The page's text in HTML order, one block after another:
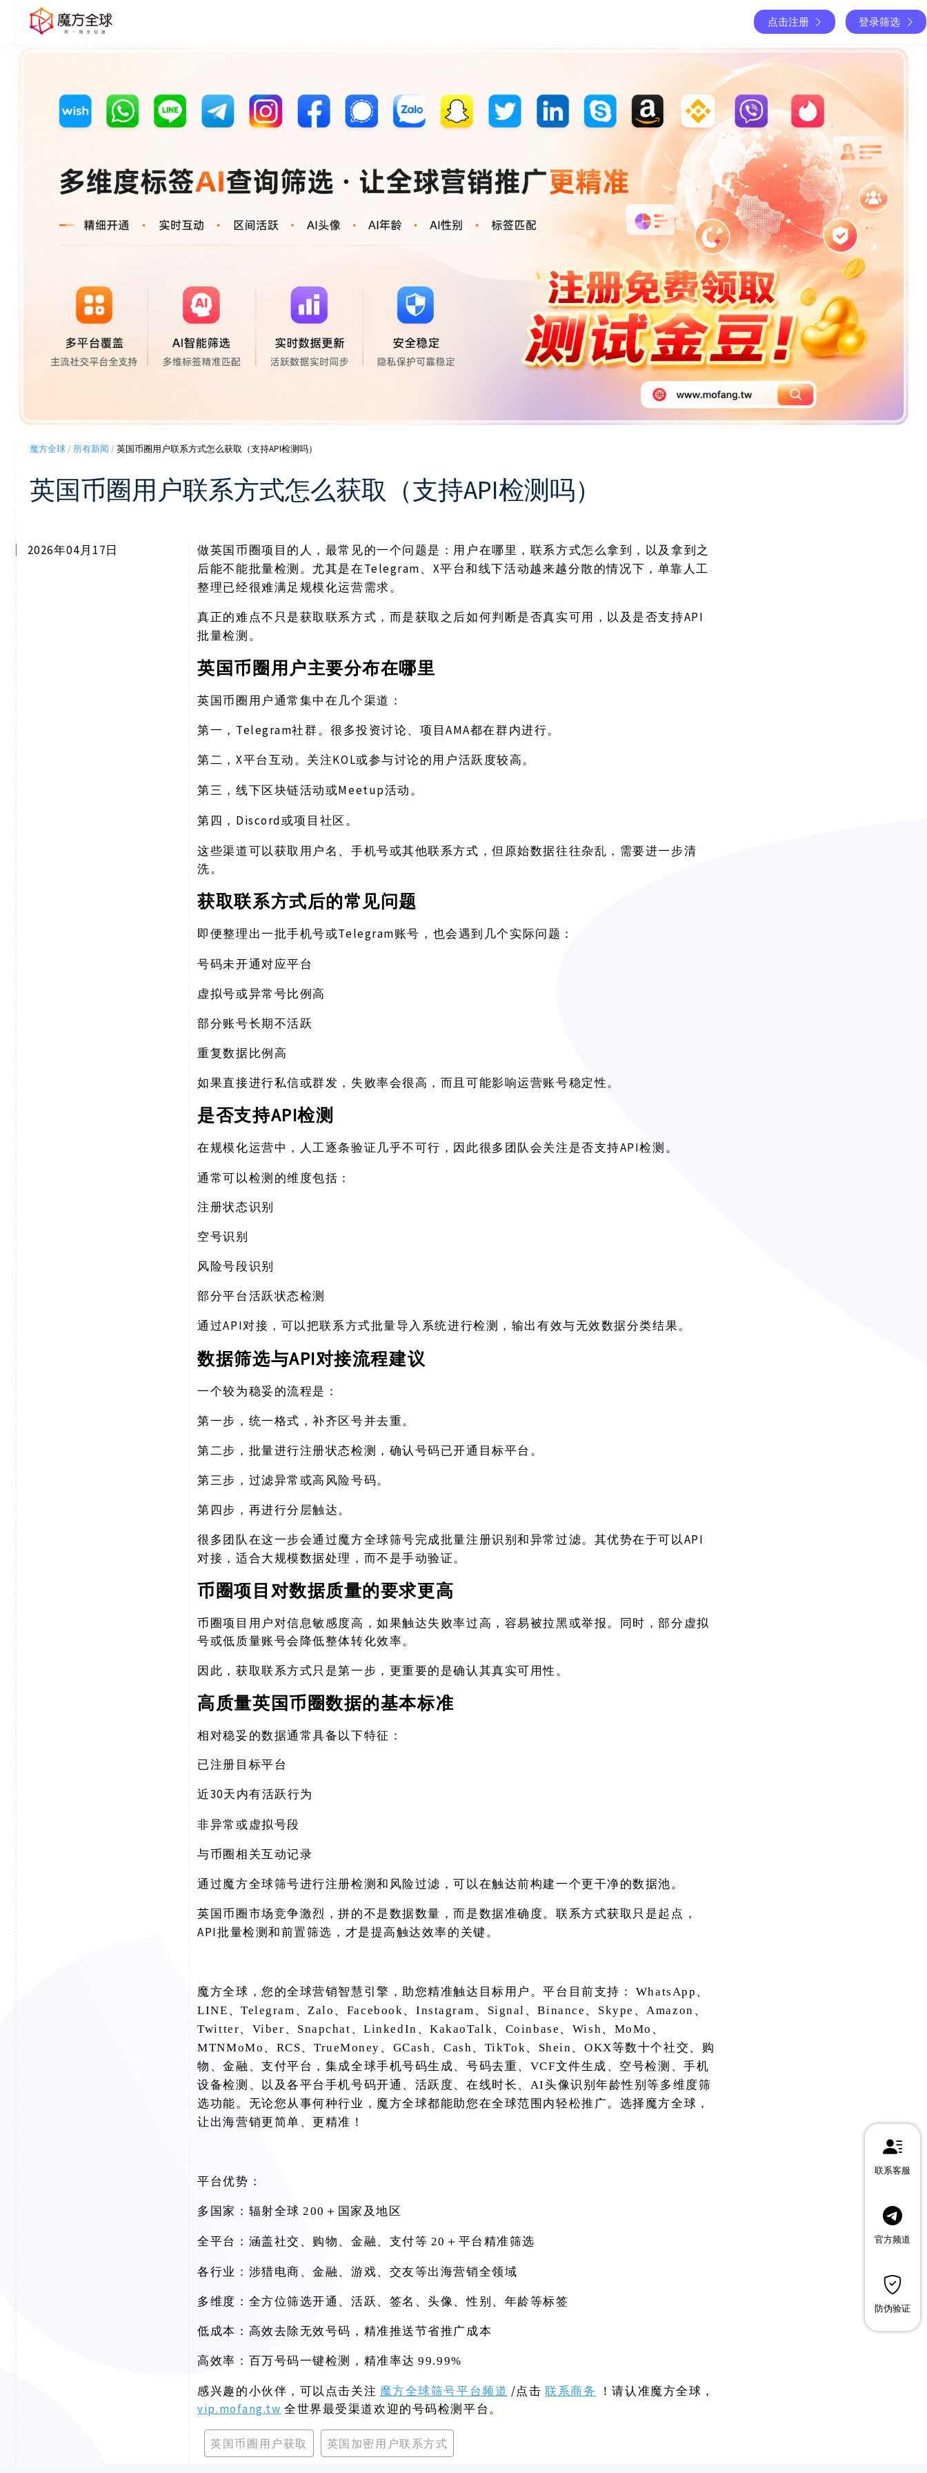
点击注册 登录筛选
魔方全球 / 所有新闻 /英国币圈用户联系方式怎么获取（支持API检测吗）
英国币圈用户联系方式怎么获取（支持API检测吗）
2026年04月17日
做英国币圈项目的人，最常见的一个问题是：用户在哪里，联系方式怎么拿到，以及拿到之
后能不能批量检测。尤其是在 Telegram、X平台和线下活动越来越分散的情况下，单靠人工
整理已经很难满足规模化运营需求。
真正的难点不只是获取联系方式，而是获取之后如何判断是否真实可用，以及是否支持API
批量检测。
英国币圈用户主要分布在哪里
英国币圈用户通常集中在几个渠道：
第一， Telegram社群。很多投资讨论、项目AMA都在群内进行。
第二， X平台互动。关注KOL或参与讨论的用户活跃度较高。
第三，线下区块链活动或Meetup活动。
第四， Discord或项目社区。
这些渠道可以获取用户名、手机号或其他联系方式，但原始数据往往杂乱，需要进一步清
洗。
获取联系方式后的常见问题
即便整理出一批手机号或Telegram账号，也会遇到几个实际问题：
号码未开通对应平台
虚拟号或异常号比例高
部分账号长期不活跃
重复数据比例高
如果直接进行私信或群发，失败率会很高，而且可能影响运营账号稳定性。
是否支持API检测
在规模化运营中，人工逐条验证几乎不可行，因此很多团队会关注是否支持API检测。
通常可以检测的维度包括：
注册状态识别
空号识别
风险号段识别
部分平台活跃状态检测
通过API对接，可以把联系方式批量导入系统进行检测，输出有效与无效数据分类结果。
数据筛选与API对接流程建议
一个较为稳妥的流程是：
第一步，统一格式，补齐区号并去重。
第二步，批量进行注册状态检测，确认号码已开通目标平台。
第三步，过滤异常或高风险号码。
第四步，再进行分层触达。
很多团队在这一步会通过魔方全球筛号完成批量注册识别和异常过滤。其优势在于可以 API
对接，适合大规模数据处理，而不是手动验证。
币圈项目对数据质量的要求更高
币圈项目用户对信息敏感度高，如果触达失败率过高，容易被拉黑或举报。同时，部分虚拟
号或低质量账号会降低整体转化效率。
因此，获取联系方式只是第一步，更重要的是确认其真实可用性。
高质量英国币圈数据的基本标准
相对稳妥的数据通常具备以下特征：
已注册目标平台
近30天内有活跃行为
非异常或虚拟号段
与币圈相关互动记录
通过魔方全球筛号进行注册检测和风险过滤，可以在触达前构建一个更干净的数据池。
英国币圈市场竞争激烈，拼的不是数据数量，而是数据准确度。联系方式获取只是起点，
API批量检测和前置筛选，才是提高触达效率的关键。
魔方全球，您的全球营销智慧引擎，助您精准触达目标用户。平台目前支持：
WhatsApp、
LINE、Telegram、Zalo、Facebook、Instagram、Signal、Binance、Skype、Amazon、
Twitter、Viber、Snapchat、LinkedIn、KakaoTalk、Coinbase、Wish、MoMo、
MTNMoMo、RCS、TrueMoney、GCash、Cash、TikTok、Shein、OKX等数十个社交、购
物、金融、支付平台，集成全球手机号码生成、号码去重、VCF文件生成、空号检测、手机
设备检测、以及各平台手机号码开通、活跃度、在线时长、AI头像识别年龄性别等多维度筛
选功能。无论您从事何种行业，魔方全球都能助您在全球范围内轻松推广。选择魔方全球，
让出海营销更简单、更精准！
平台优势：
多国家：辐射全球 200＋国家及地区
全平台：涵盖社交、购物、金融、支付等 20＋平台精准筛选
各行业：涉猎电商、金融、游戏、交友等出海营销全领域
多维度：全方位筛选开通、活跃、签名、头像、性别、年龄等标签
低成本：高效去除无效号码，精准推送节省推广成本
高效率：百万号码一键检测，精准率达 99.99%
感兴趣的小伙伴，可以点击关注 魔方全球筛号平台频道 /点击联系商务
！请认准魔方全球，
vip.mofang.tw 全世界最受渠道欢迎的号码检测平台。
英国币圈用户获取 英国加密用户联系方式
联系客服
官方频道
防伪验证